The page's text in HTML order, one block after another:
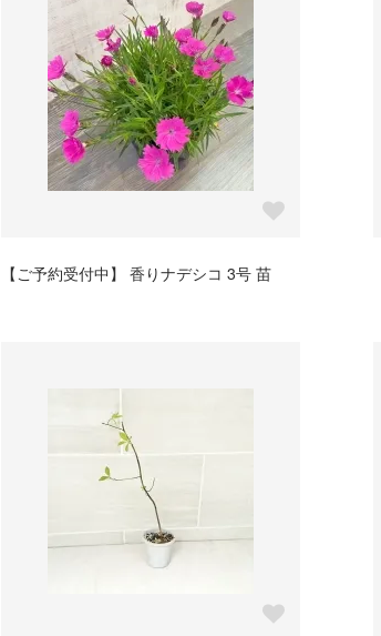
【ご予約受付中】 香りナデシコ 3号 苗